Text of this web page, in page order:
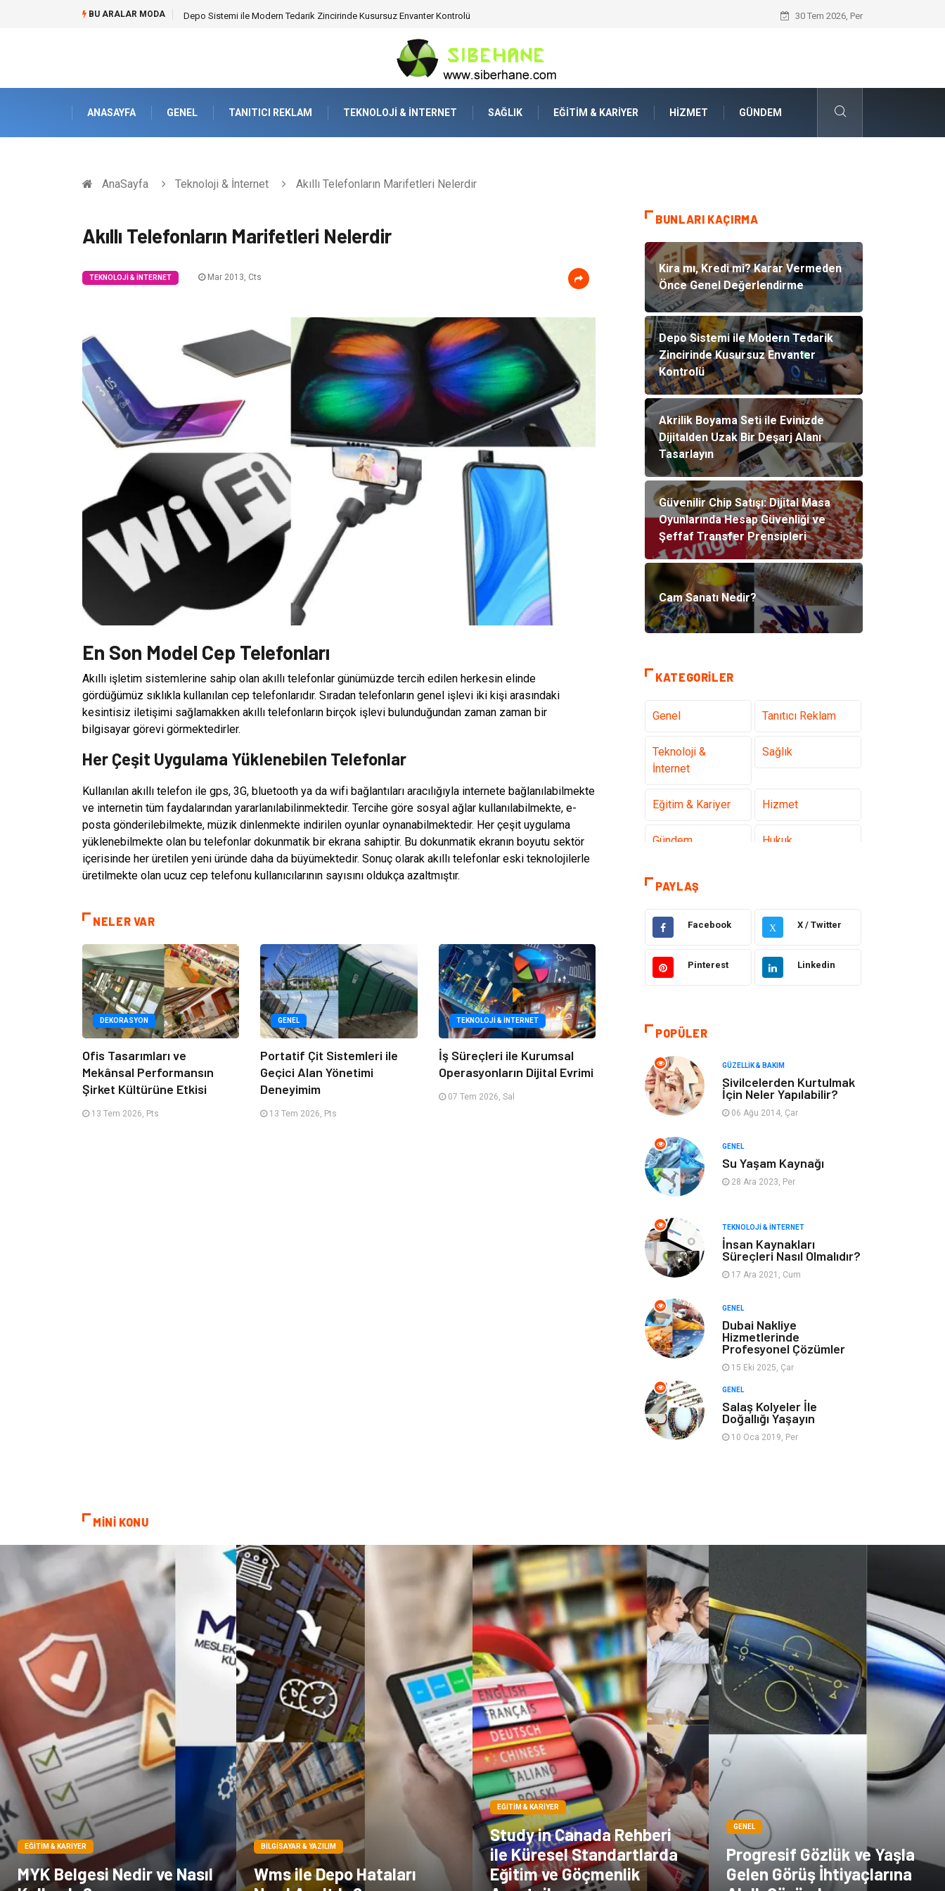
BU ARALAR MODA Depo Sistemi ile Modern Tedarik Zincirinde Kusursuz Envanter Kontrolü Akrilik Boyama Seti ile Evinizde
30 Tem 2026, Per
ANASAYFA GENEL TANITICI REKLAM TEKNOLOJI & İNTERNET SAĞLIK EĞITIM & KARIYER HIZMET GÜNDEM
AnaSayfa Teknoloji & İnternet Akıllı Telefonların Marifetleri Nelerdir
Akıllı Telefonların Marifetleri Nelerdir
TEKNOLOJI & İNTERNET Mar 2013, Cts
En Son Model Cep Telefonları
Akıllı işletim sistemlerine sahip olan akıllı telefonlar günümüzde tercih edilen herkesin elinde
gördüğümüz sıklıkla kullanılan cep telefonlarıdır. Sıradan telefonların genel işlevi iki kişi arasındaki
kesintisiz iletişimi sağlamakken akıllı telefonların birçok işlevi bulunduğundan zaman zaman bir
bilgisayar görevi görmektedirler.
Her Çeşit Uygulama Yüklenebilen Telefonlar
Kullanılan akıllı telefon ile gps, 3G, bluetooth ya da wifi bağlantıları aracılığıyla internete bağlanılabilmekte
ve internetin tüm faydalarından yararlanılabilinmektedir. Tercihe göre sosyal ağlar kullanılabilmekte, e-
posta gönderilebilmekte, müzik dinlenmekte indirilen oyunlar oynanabilmektedir. Her çeşit uygulama
yüklenebilmekte olan bu telefonlar dokunmatik bir ekrana sahiptir. Bu dokunmatik ekranın boyutu sektör
içerisinde her üretilen yeni üründe daha da büyümektedir. Sonuç olarak akıllı telefonlar eski teknolojilerle
üretilmekte olan ucuz cep telefonu kullanıcılarının sayısını oldukça azaltmıştır.
NELER VAR
DEKORASYON
Ofis Tasarımları ve
Mekânsal Performansın
Şirket Kültürüne Etkisi
13 Tem 2026, Pts
GENEL
Portatif Çit Sistemleri ile
Geçici Alan Yönetimi
Deneyimim
13 Tem 2026, Pts
TEKNOLOJI & İNTERNET
İş Süreçleri ile Kurumsal
Operasyonların Dijital Evrimi
07 Tem 2026, Sal
BUNLARI KAÇIRMA
Kira mı, Kredi mi? Karar Vermeden
Önce Genel Değerlendirme
Depo Sistemi ile Modern Tedarik
Zincirinde Kusursuz Envanter
Kontrolü
Akrilik Boyama Seti ile Evinizde
Dijitalden Uzak Bir Deşarj Alanı
Tasarlayın
Güvenilir Chip Satışı: Dijital Masa
Oyunlarında Hesap Güvenliği ve
Şeffaf Transfer Prensipleri
Cam Sanatı Nedir?
KATEGORILER
Genel Tanıtıcı Reklam
Teknoloji &
İnternet
Sağlık
Eğitim & Kariyer Hizmet
Gündem Hukuk
Moda
Yazılım
Giyim
Yeme & İçme Gıda
Keyif & Hobi Organizasyon
Müzik
Gayrimenkul Spor
Finans& Ekonomi
Genel Kültür Emlak
Mobilya göz sağlığı
Astroloji Sigorta
Cam
Bebek Giyim Veteriner
PAYLAŞ
Facebook X X / Twitter
Pinterest Linkedin
POPÜLER
GÜZELLIK & BAKIM
Sivilcelerden Kurtulmak
İçin Neler Yapılabilir?
06 Ağu 2014, Çar
GENEL
Su Yaşam Kaynağı
28 Ara 2023, Per
TEKNOLOJI & İNTERNET
İnsan Kaynakları
Süreçleri Nasıl Olmalıdır?
17 Ara 2021, Cum
GENEL
Dubai Nakliye
Hizmetlerinde
Profesyonel Çözümler
15 Eki 2025, Çar
GENEL
Salaş Kolyeler İle
Doğallığı Yaşayın
10 Oca 2019, Per
MİNİ KONU
EĞITIM & KARIYER
MYK Belgesi Nedir ve Nasıl
BILGISAYAR & YAZILIM
Wms ile Depo Hataları
EĞITIM & KARIYER
Study in Canada Rehberi
ile Küresel Standartlarda
Eğitim ve Göçmenlik
GENEL
Progresif Gözlük ve Yaşla
Gelen Görüş İhtiyaçlarına